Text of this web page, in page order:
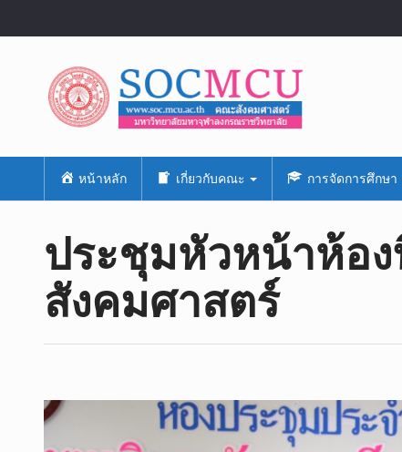
หน้าหลัก เกี่ยวกับคณะ การจัดการศึกษา
ประชุมหัวหน้าห้อ
สังคมศาสตร์